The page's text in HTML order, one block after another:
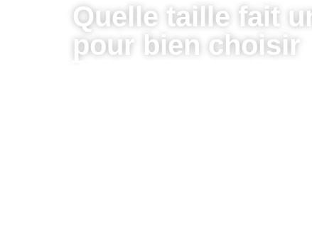
Quelle taille fait
pour bien choisir